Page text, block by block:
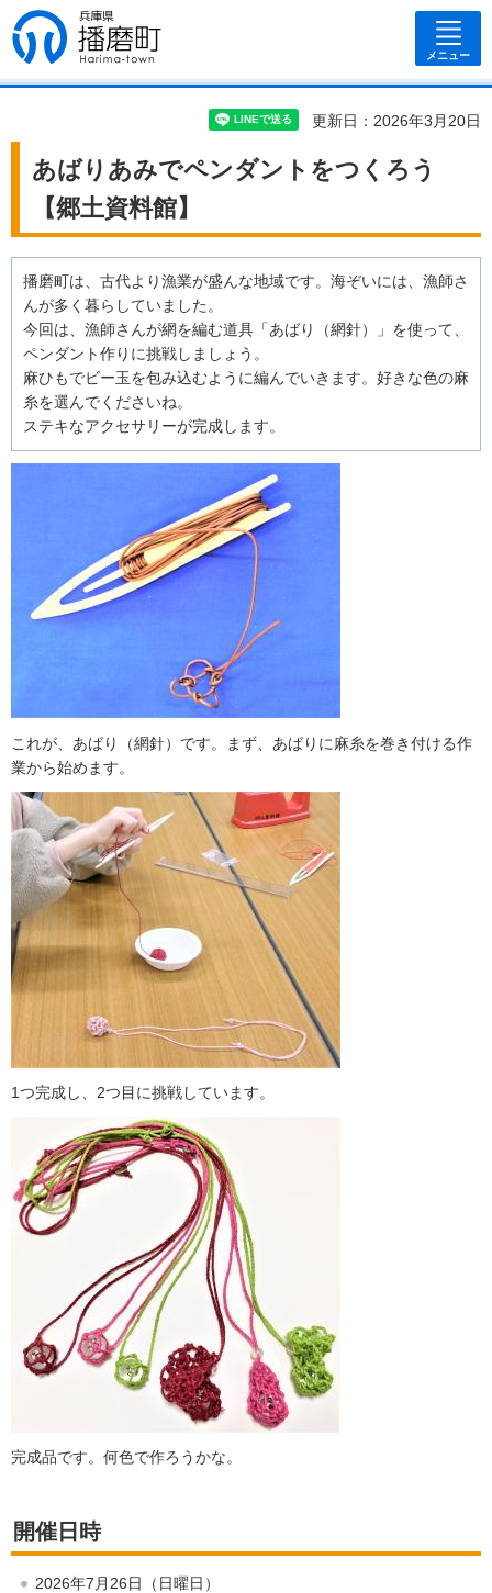
兵庫県 播磨
町
メニュー
更新日：2026年3月20日
あばりあみでペンダントをつくろう
【郷土資料館】
播磨町は、古代より漁業が盛んな地域です。海ぞいには、漁師さ
んが多く暮らしていました。
今回は、漁師さんが網を編む道具「あばり（網針）」を使って、
ペンダント作りに挑戦しましょう。
麻ひもでビー玉を包み込むように編んでいきます。好きな色の麻
糸を選んでくださいね。
ステキなアクセサリーが完成します。
これが、あばり（網針）です。まず、あばりに麻糸を巻き付ける作
業から始めます。
1つ完成し、2つ目に挑戦しています。
完成品です。何色で作ろうかな。
開催日時
2026年7月26日（日曜日）